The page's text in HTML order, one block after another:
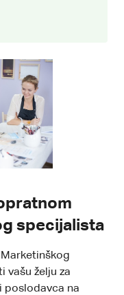
specijalista
vašu želju za
poslodavca na